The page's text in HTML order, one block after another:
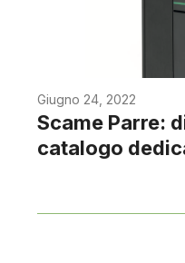
Giugno 24, 2022
Scame Parre:
catalogo